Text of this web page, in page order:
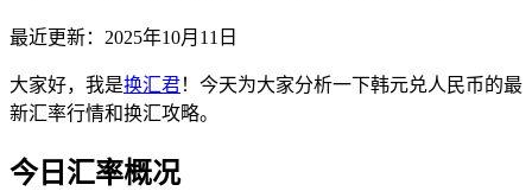
最近更新： 2025年10月11日
大家好，我是换汇君！今天为大家分析一下韩元兑人民币的最
新汇率行情和换汇攻略。
今日汇率概况